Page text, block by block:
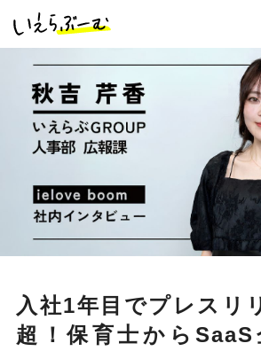
入社1年目でプレスリ
超！保育士からSaaS